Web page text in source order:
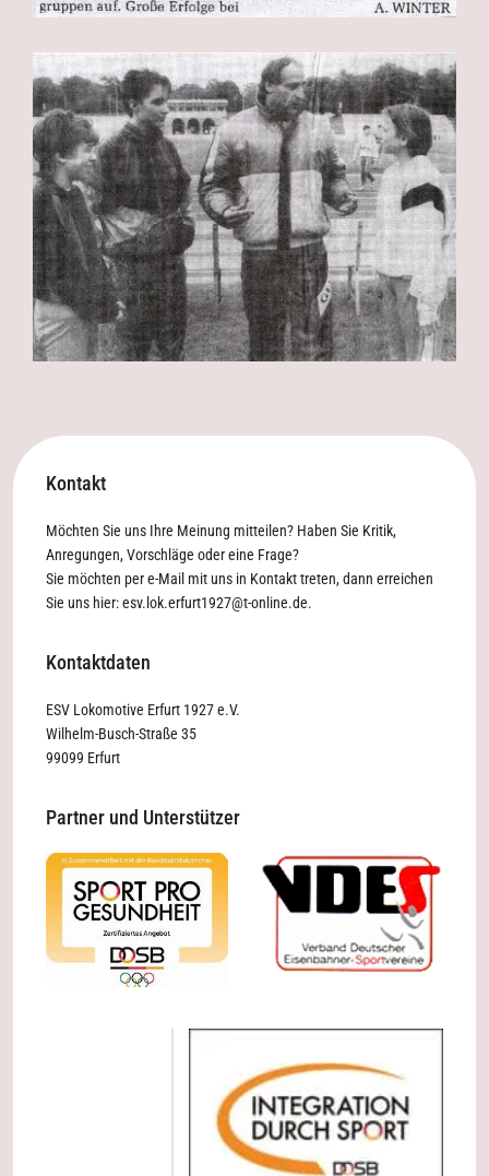
Kontakt
Möchten Sie uns Ihre Meinung mitteilen? Haben Sie Kritik,
Anregungen, Vorschläge oder eine Frage?
Sie möchten per e-Mail mit uns in Kontakt treten, dann erreichen
Sie uns hier:esv.lok.erfurt1927@t-online.de.
Kontaktdaten
ESV Lokomotive Erfurt 1927 e.V.
Wilhelm-Busch-Straße 35
99099 Erfurt
Partner und Unterstützer